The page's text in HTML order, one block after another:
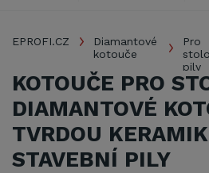
EPROFI.CZ
Diamantové
kotouče
Pro
pily
KOTOUČE PRO
DIAMANTOVÉ
TVRDOU
STAVEBNÍ PILY